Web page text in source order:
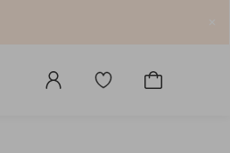
Logga
Gå
Gå